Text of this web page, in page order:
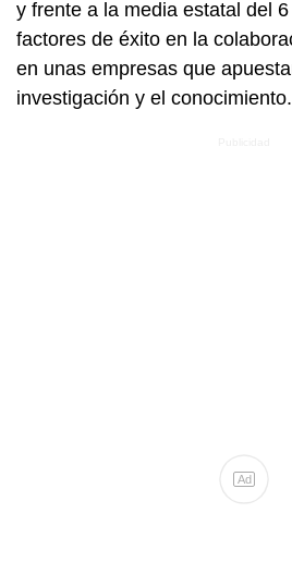
y frente a la media estatal del
factores de éxito en la
en unas empresas que
investigación y el conocimiento.
Ad